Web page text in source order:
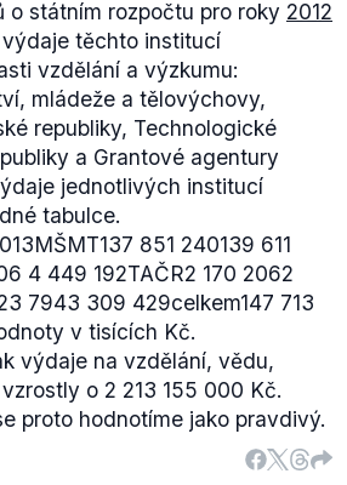
o státním rozpočtu pro roky 2012
výdaje těchto institucí
vzdělání a výzkumu:
mládeže a tělovýchovy,
republiky, Technologické
a Grantové agentury
jednotlivých institucí
tabulce.
851 240139 611
4 449 192TAČR2 170 2062
7943 309 429celkem147 713
v tisících Kč.
výdaje na vzdělání, vědu,
o 2 213 155 000 Kč.
proto hodnotíme jako pravdivý.